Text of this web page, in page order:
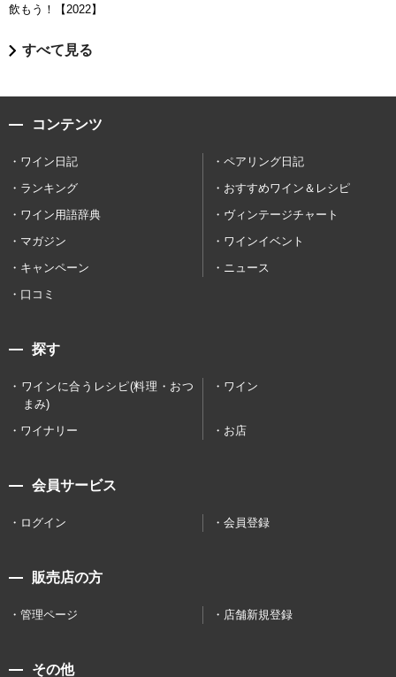
飲もう！【2022】
すべて見る
コンテンツ
ワイン日記
ペアリング日記
ランキング
おすすめワイン＆レシピ
ワイン用語辞典
ヴィンテージチャート
マガジン
ワインイベント
キャンペーン
ニュース
口コミ
探す
ワインに合うレシピ(料理・おつ
まみ)
ワイン
ワイナリー お店
会員サービス
ログイン 会員登録
販売店の方
管理ページ 店舗新規登録
その他